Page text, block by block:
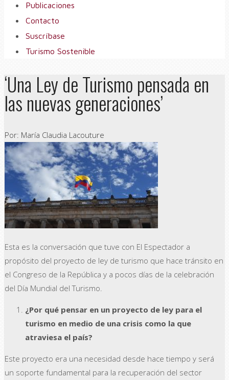
Publicaciones
Contacto
Suscríbase
Turismo Sostenible
‘Una Ley de Turismo pensada en
las nuevas generaciones’
Por: María Claudia Lacouture
Esta es la conversación que tuve con El Espectador a
propósito del proyecto de ley de turismo que hace tránsito en
el Congreso de la República y a pocos días de la celebración
del Día Mundial del Turismo.
¿Por qué pensar en un proyecto de ley para el
turismo en medio de una crisis como la que
atraviesa el país?
Este proyecto era una necesidad desde hace tiempo y será
un soporte fundamental para la recuperación del sector